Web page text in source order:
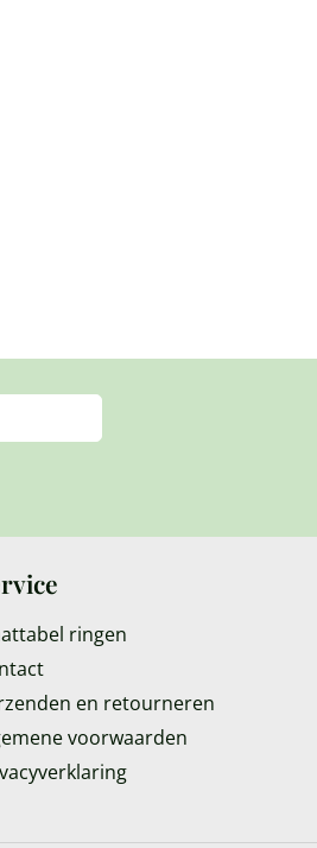
ringen
en retourneren
voorwaarden